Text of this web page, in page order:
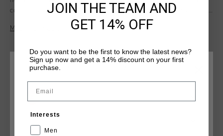
comodidad para el dia a dia. Confeccionada con 95 % algodon
suave y 5 % elastano, presenta un corte regular. Luce el
iconico logo del leon de Cruyff en el pecho. Ideal tanto para
Más información
QUIZÁ TU GUSTA ESTO
ELIGE TU UBICACIÓN Y TU IDIOMA
JOIN THE TEAM AND
GET 14% OFF
Do you want to be the first to know the latest news?
Sign up now and get a 14% discount on your first
purchase.
Interests
Men